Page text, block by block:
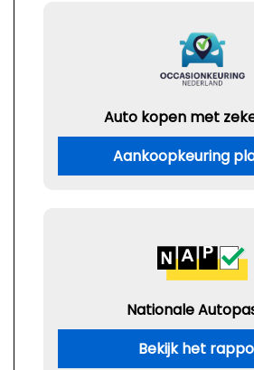
Auto kopen met
Aankoopkeuring
Nationale
Bekijk het